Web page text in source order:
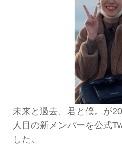
未来と過去、君と僕。が
人目の新メンバーを公式
した。